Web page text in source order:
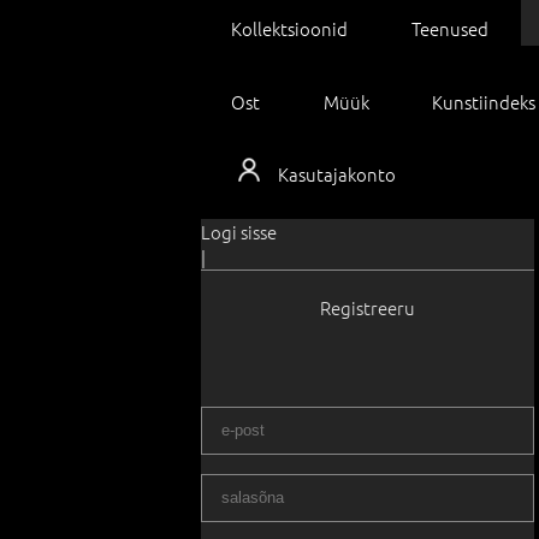
Kollektsioonid Teenused
Ost Müük Kunstiindeks
Kasutajakonto
Logi sisse
|
Registreeru